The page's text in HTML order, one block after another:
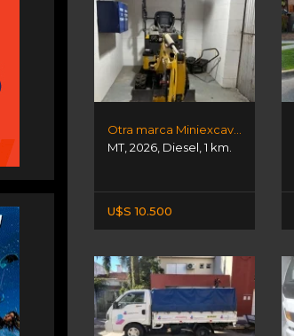
Otra marca Miniexcavadora
MT,2026, Diesel,1 km.
U$S 10.500